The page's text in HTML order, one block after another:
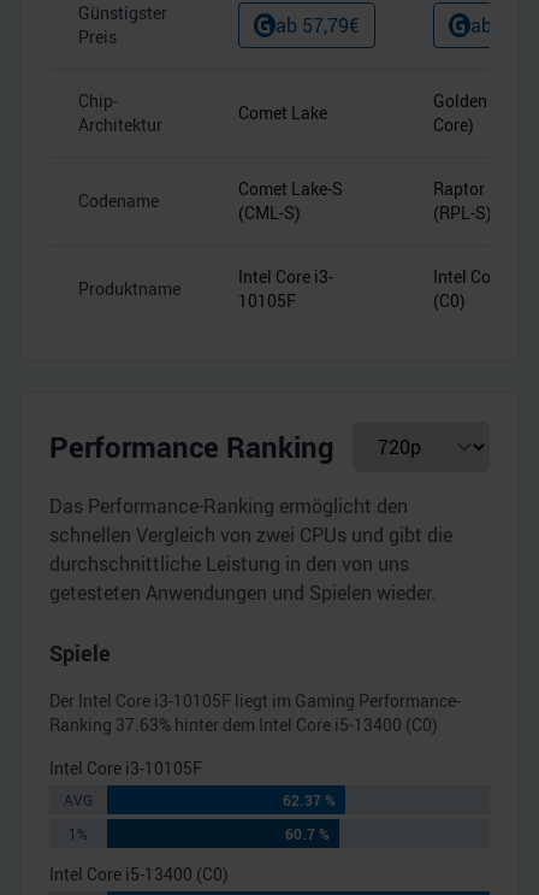
Günstigster
Preis
ab 57,79€ ab
Chip-
Architektur
Comet Lake
Golden Cove
Core)
Codename
Comet Lake-S
(CML-S)
Raptor Lake-S
(RPL-S)
Produktname
Intel Core i3-
10105F
Intel Core i5-
(C0)
Performance Ranking
Das Performance-Ranking ermöglicht den
schnellen Vergleich von zwei CPUs und gibt die
durchschnittliche Leistung in den von uns
getesteten Anwendungen und Spielen wieder.
Spiele
Der Intel Core i3-10105F liegt im Gaming Performance-
Ranking 37.63% hinter dem Intel Core i5-13400 (C0)
Intel Core i3-10105F
AVG
62.37 %
1%
60.7 %
Intel Core i5-13400 (C0)